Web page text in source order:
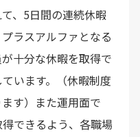
、5日間の連続休暇
ラスアルファとなる
十分な休暇を取得で
います。（休暇制度
す）また運用面で
できるよう、各職場